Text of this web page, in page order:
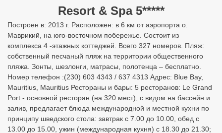
Resort & Spa 5*****
Построен в: 2013 г. Расположен: в 6 км от аэропорта о.
Маврикий, на юго-восточном побережье. Состоит из
комплекса 4 -этажных коттеджей. Всего 327 номеров. Пляж:
собственный песчаный пляж на территории общественного
пляжа. Зонты, шезлонги, матрасы, полотенца – бесплатно.
Номер телефон :(230) 603 4343 / 637 4313 Адрес: Blue Bay,
Mauritius, Mauritius Рестораны и бары: 5 ресторанов: Le Grand
Port - основной ресторан (на 320 мест), с видом на бассейн и
залив, предлагает блюда международной и местной кухни по
принципу шведского стола: завтрак с 7.00 до 10.00, обед с
13.00 до 15.00, ужин (международная кухня) с 18.30 до 21.30;